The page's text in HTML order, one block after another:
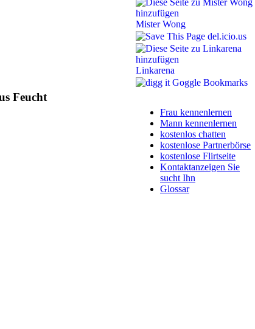
Mister Wong
del.icio.us
Linkarena
Goggle Bookmarks
Frau kennenlernen
Mann kennenlernen
kostenlos chatten
kostenlose Partnerbörse
kostenlose Flirtseite
Kontaktanzeigen Sie
sucht Ihn
Glossar
Feucht